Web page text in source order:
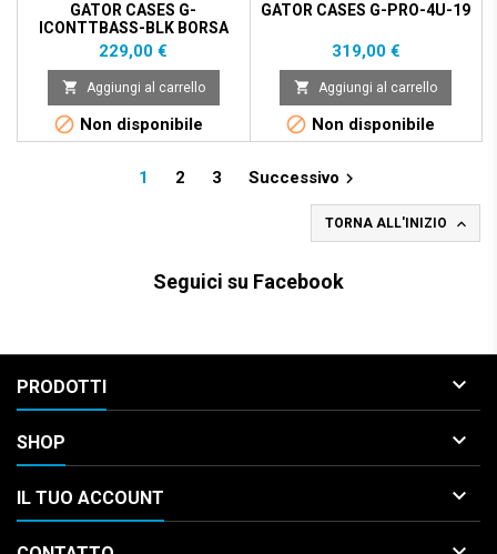
GATOR CASES G-
ICONTTBASS-BLK BORSA
DOPPIA PER BASSO E
CHITARRA
Prezzo
229,00 €
 Aggiungi al carrello
 Non disponibile
GATOR CASES G-PRO-4U-19
Prezzo
319,00 €
 Aggiungi al carrello
 Non disponibile
1 2 3 Successivo 
TORNA ALL'INIZIO 
Seguici su Facebook
PRODOTTI 
SHOP 
IL TUO ACCOUNT 